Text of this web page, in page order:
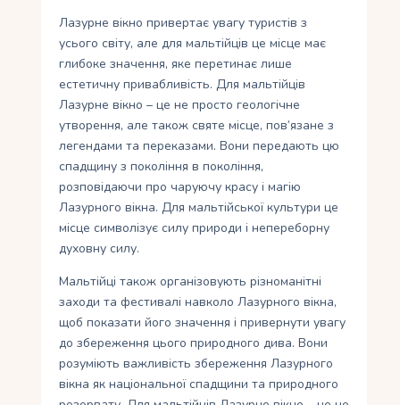
Лазурне вікно привертає увагу туристів з
усього світу, але для мальтійців це місце має
глибоке значення, яке перетинає лише
естетичну привабливість. Для мальтійців
Лазурне вікно – це не просто геологічне
утворення, але також святе місце, пов’язане з
легендами та переказами. Вони передають цю
спадщину з покоління в покоління,
розповідаючи про чаруючу красу і магію
Лазурного вікна. Для мальтійської культури це
місце символізує силу природи і непереборну
духовну силу.
Мальтійці також організовують різноманітні
заходи та фестивалі навколо Лазурного вікна,
щоб показати його значення і привернути увагу
до збереження цього природного дива. Вони
розуміють важливість збереження Лазурного
вікна як національної спадщини та природного